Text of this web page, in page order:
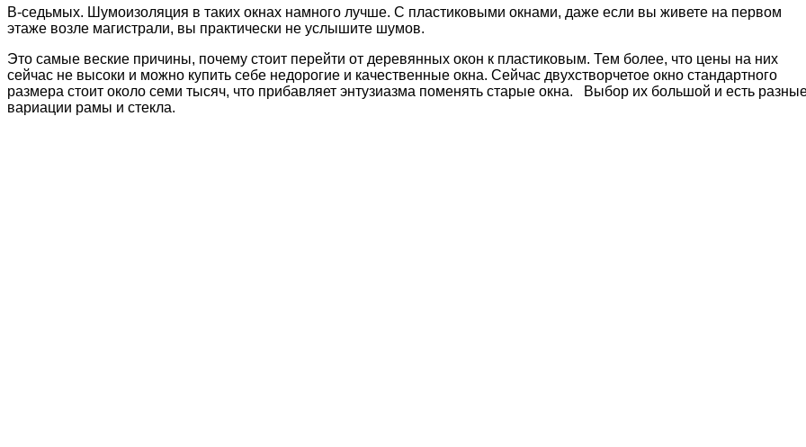
В-седьмых. Шумоизоляция в таких окнах намного лучше. С пластиковыми окнами, даже если вы живете на первом
этаже возле магистрали, вы практически не услышите шумов.
Это самые веские причины, почему стоит перейти от деревянных окон к пластиковым. Тем более, что цены на них
сейчас не высоки и можно купить себе недорогие и качественные окна. Сейчас двухстворчетое окно стандартного
размера стоит около семи тысяч, что прибавляет энтузиазма поменять старые окна. Выбор их большой и есть
вариации рамы и стекла.